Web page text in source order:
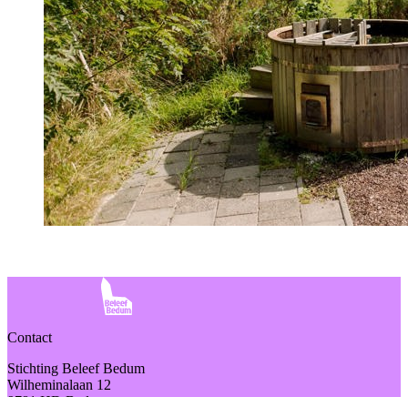
Contact
Stichting Beleef Bedum
Wilheminalaan 12